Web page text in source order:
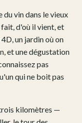
du vin dans le vieux
d'où il vient, et
un jardin où on
et une dégustation
pas
qui ne boit pas
kilomètres —